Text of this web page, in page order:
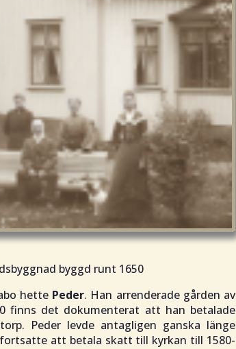
byggd runt 1650
hette Peder. Han arrenderade gården av
finns det dokumenterat att han betalade
Peder levde antagligen ganska länge
att betala skatt till kyrkan till 1580-